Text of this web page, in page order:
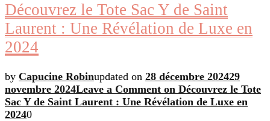
Découvrez le Tote Sac Y de Saint
Laurent : Une Révélation de Luxe en
2024
by Capucine Robinupdated on 28 décembre 202429
novembre 2024Leave a Comment on Découvrez le Tote
Sac Y de Saint Laurent : Une Révélation de Luxe en
20240